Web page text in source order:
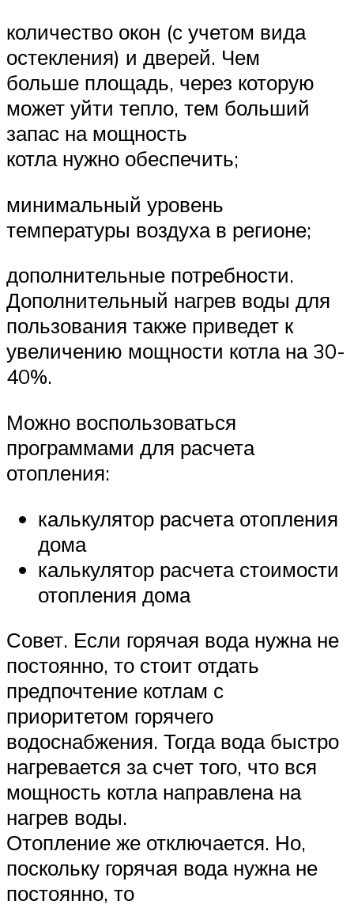
количество окон (с учетом вида
остекления) и дверей. Чем
больше площадь, через которую
может уйти тепло, тем больший
запас на мощность
котла нужно обеспечить;
минимальный уровень
температуры воздуха в регионе;
дополнительные потребности.
Дополнительный нагрев воды для
пользования также приведет к
увеличению мощности котла на 30-
40%.
Можно воспользоваться
программами для расчета
отопления:
калькулятор расчета отопления
дома
калькулятор расчета стоимости
отопления дома
Совет. Если горячая вода нужна не
постоянно, то стоит отдать
предпочтение котлам с
приоритетом горячего
водоснабжения. Тогда вода быстро
нагревается за счет того, что вся
мощность котла направлена на
нагрев воды.
Отопление же отключается. Но,
поскольку горячая вода нужна не
постоянно, то